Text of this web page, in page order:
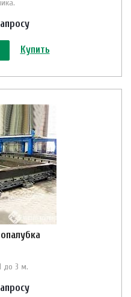
росу
Купить
до 3 м.
росу